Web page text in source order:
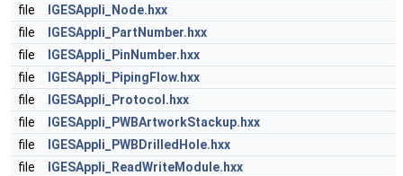
file
IGESAppli_Node.hxx
file
IGESAppli_PartNumber.hxx
file
IGESAppli_PinNumber.hxx
file
IGESAppli_PipingFlow.hxx
file
IGESAppli_Protocol.hxx
file
IGESAppli_PWBArtworkStackup.hxx
file
IGESAppli_PWBDrilledHole.hxx
file
IGESAppli_ReadWriteModule.hxx